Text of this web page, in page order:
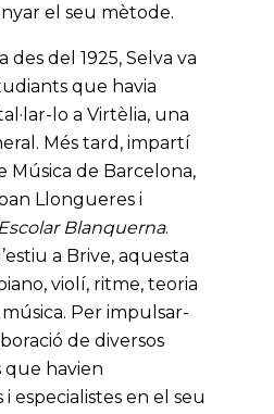
el seu mètode.
del 1925, Selva va
que havia
lo a Virtèlia, una
Més tard, impartí
Música de Barcelona,
Llongueres i
Blanquerna.
a Brive, aquesta
violí, ritme, teoria
Per impulsar-
de diversos
que havien
especialistes en el seu